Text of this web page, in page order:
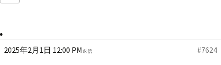
2025年2月1日 12:00 PM #7624
返信